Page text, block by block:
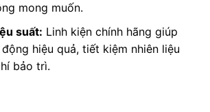
mong muốn.
suất: Linh kiện chính hãng giúp
hiệu quả, tiết kiệm nhiên liệu
bảo trì.